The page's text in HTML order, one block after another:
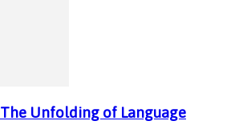
The Unfolding of Language